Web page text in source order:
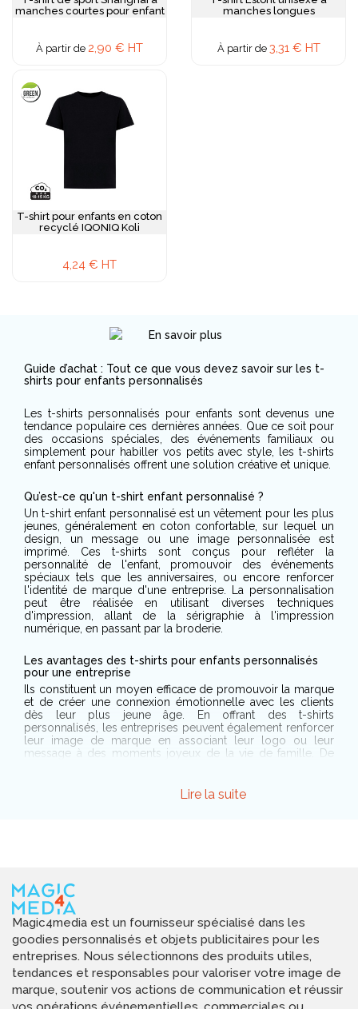
manches courtes pour enfant
À partir de 2,90 € HT
manches longues
À partir de 3,31 € HT
T-shirt pour enfants en coton
recyclé IQONIQ Koli
4,24 € HT
Lire la suite
Guide d’achat : Tout ce que vous devez savoir sur les t-
shirts pour enfants personnalisés
Les t-shirts personnalisés pour enfants sont devenus une
tendance populaire ces dernières années. Que ce soit pour
des occasions spéciales, des événements familiaux ou
simplement pour habiller vos petits avec style, les t-shirts
enfant personnalisés offrent une solution créative et unique.
Qu’est-ce qu'un t-shirt enfant personnalisé ?
Un t-shirt enfant personnalisé est un vêtement pour les plus
jeunes, généralement en coton confortable, sur lequel un
design, un message ou une image personnalisée est
imprimé. Ces t-shirts sont conçus pour refléter la
personnalité de l'enfant, promouvoir des événements
spéciaux tels que les anniversaires, ou encore renforcer
l'identité de marque d'une entreprise. La personnalisation
peut être réalisée en utilisant diverses techniques
d'impression, allant de la sérigraphie à l'impression
numérique, en passant par la broderie.
Les avantages des t-shirts pour enfants personnalisés
pour une entreprise
Ils constituent un moyen efficace de promouvoir la marque
et de créer une connexion émotionnelle avec les clients
dès leur plus jeune âge. En offrant des t-shirts
personnalisés, les entreprises peuvent également renforcer
leur image de marque en associant leur logo ou leur
message à des moments joyeux de la vie de famille. De
augmenter la visibilité de l'entreprise.
provoque pas d'irritations cutanées. La taille et la coupe du
t-shirt sont également cruciales. Assurez-vous de choisir la
taille correspondant à l'âge et à la taille de l'enfant pour un
ajustement optimal. La coupe doit permettre une liberté de
mouvement tout en offrant un style adapté. En ce qui
concerne la personnalisation, assurez-vous que le design
choisi est adapté à l'âge de l'enfant et à ses goûts
personnels. Optez pour des motifs ludiques et colorés qui
correspondent à l'énergie et à la personnalité des plus
jeunes.
Magic4media est un fournisseur spécialisé dans les
goodies personnalisés et objets publicitaires pour les
entreprises. Nous sélectionnons des produits utiles,
tendances et responsables pour valoriser votre image de
marque, soutenir vos actions de communication et réussir